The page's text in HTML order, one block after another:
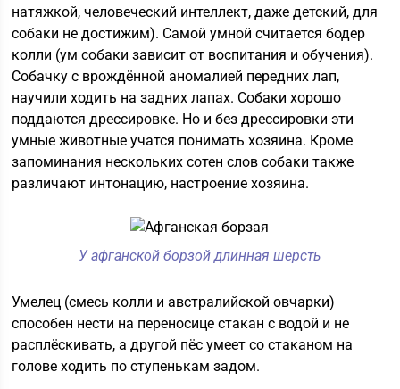
натяжкой, человеческий интеллект, даже детский, для
собаки не достижим). Самой умной считается бодер
колли (ум собаки зависит от воспитания и обучения).
Собачку с врождённой аномалией передних лап,
научили ходить на задних лапах. Собаки хорошо
поддаются дрессировке. Но и без дрессировки эти
умные животные учатся понимать хозяина. Кроме
запоминания нескольких сотен слов собаки также
различают интонацию, настроение хозяина.
У афганской борзой длинная шерсть
Умелец (смесь колли и австралийской овчарки)
способен нести на переносице стакан с водой и не
расплёскивать, а другой пёс умеет со стаканом на
голове ходить по ступенькам задом.